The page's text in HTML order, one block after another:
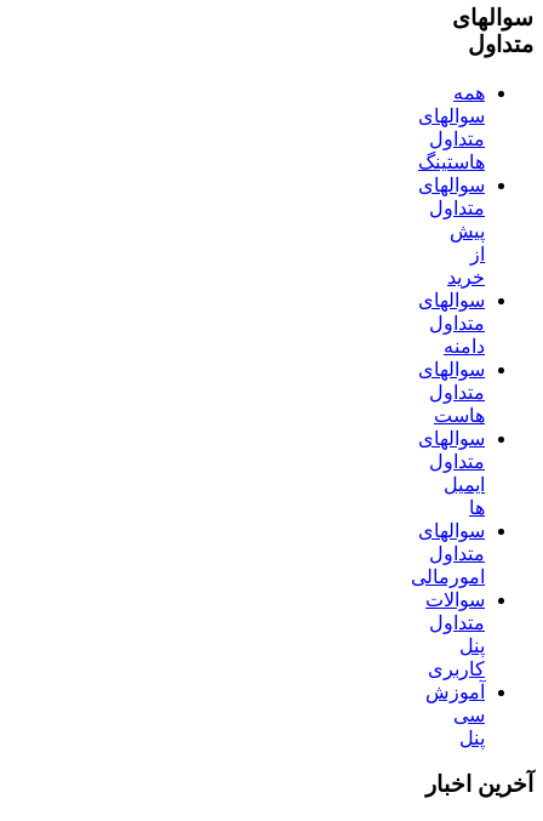
سوالهای
متداول
همه
سوالهای
متداول
هاستینگ
سوالهای
متداول
پیش
از
خرید
سوالهای
متداول
دامنه
سوالهای
متداول
هاست
سوالهای
متداول
ایمیل
ها
سوالهای
متداول
امورمالی
سوالات
متداول
پنل
کاربری
آموزش
سی
پنل
آخرین اخبار